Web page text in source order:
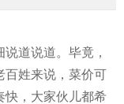
道说道。毕竟，
百姓来说，菜价可
快，大家伙儿都希